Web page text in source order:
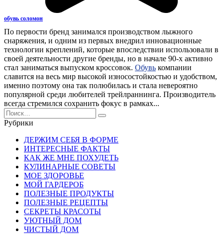
обувь соломон
По первости бренд занимался производством лыжного
снаряжения, и одним из первых внедрил инновационные
технологии креплений, которые впоследствии использовали в
своей деятельности другие бренды, но в начале 90-х активно
стал заниматься выпуском кроссовок. Обувь компании
славится на весь мир высокой износостойкостью и удобством,
именно поэтому она так полюбилась и стала невероятно
популярной среди любителей трейлраннинга. Производитель
всегда стремился сохранить фокус в рамках...
Search
for:
Рубрики
ДЕРЖИМ СЕБЯ В ФОРМЕ
ИНТЕРЕСНЫЕ ФАКТЫ
КАК ЖЕ МНЕ ПОХУДЕТЬ
КУЛИНАРНЫЕ СОВЕТЫ
МОЕ ЗДОРОВЬЕ
МОЙ ГАРДЕРОБ
ПОЛЕЗНЫЕ ПРОДУКТЫ
ПОЛЕЗНЫЕ РЕЦЕПТЫ
СЕКРЕТЫ КРАСОТЫ
УЮТНЫЙ ДОМ
ЧИСТЫЙ ДОМ